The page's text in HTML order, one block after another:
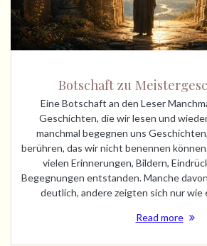
Botschaft zu
Eine Botschaft an den Leser
Geschichten, die wir lesen und
manchmal begegnen uns
berühren, das wir nicht benennen
vielen Erinnerungen, Bildern,
Begegnungen entstanden. Manche
deutlich, andere zeigten sich nur
Read more